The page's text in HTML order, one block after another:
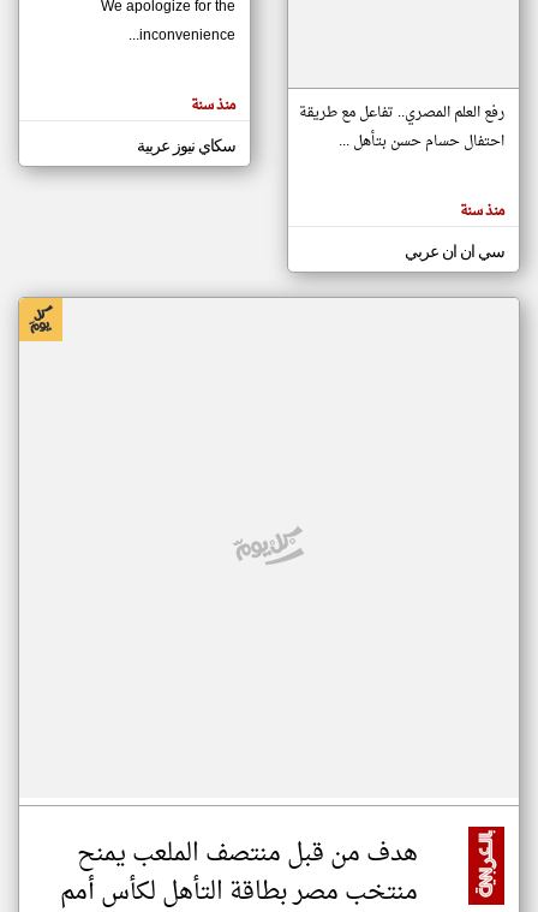
مصادر الأخبار من موريتانيا
اخبار موريتانيا على مدار الساعة
أهم اخبار موريتانيا العاجلة والمباشرة
المقالات
الموجوده
هنا عن
رفع العلم المصري.. تفاعل مع طريقة
احتفال حسام حسن بتأهل ...
منذ سنة
سي ان ان عربي
We apologize for the
inconvenience...
منذ سنة
سكاي نيوز عربية
هدف من قبل منتصف الملعب يمنح
منتخب مصر بطاقة التأهل لكأس أمم
klyoum.com